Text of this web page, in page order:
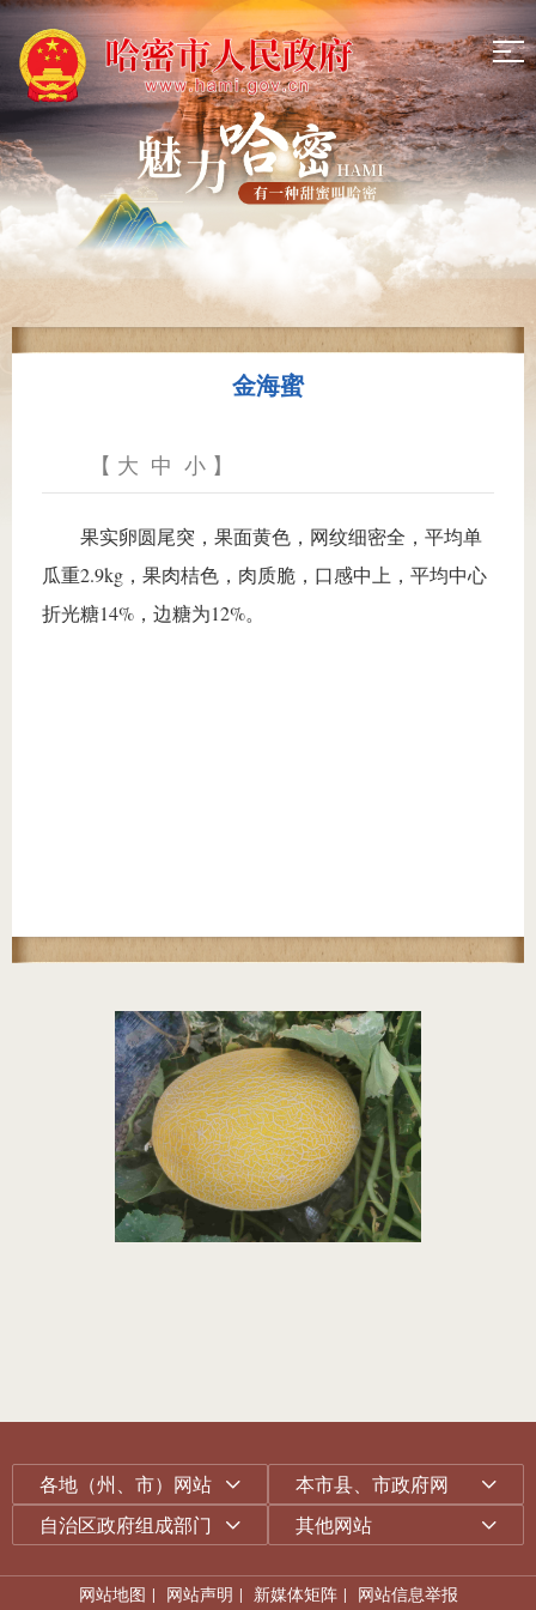
金海蜜
【 大 中 小 】
果实卵圆尾突，果面黄色，网纹细密全，平均单
瓜重2.9kg，果肉桔色，肉质脆，口感中上，平均中心
折光糖14%，边糖为12%。
各地（州、市）网站
本市县、市政府网
自治区政府组成部门
其他网站
网站地图 | 网站声明 | 新媒体矩阵 | 网站信息举报